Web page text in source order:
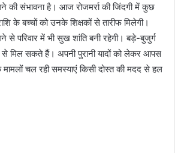
की संभावना है। आज रोजमर्रा की जिंदगी में कुछ
के बच्चों को उनके शिक्षकों से तारीफ मिलेगी।
से परिवार में भी सुख शांति बनी रहेगी। बड़े-बुजुर्ग
मिल सकते हैं। अपनी पुरानी यादों को लेकर आपस
चल रही समस्याएं किसी दोस्त की मदद से हल